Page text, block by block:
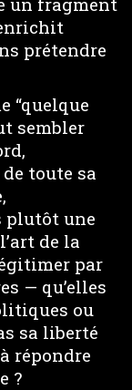
prétendre
“quelque
sembler
toute sa
plutôt une
de la
par
— qu’elles
ou
sa liberté
répondre
?